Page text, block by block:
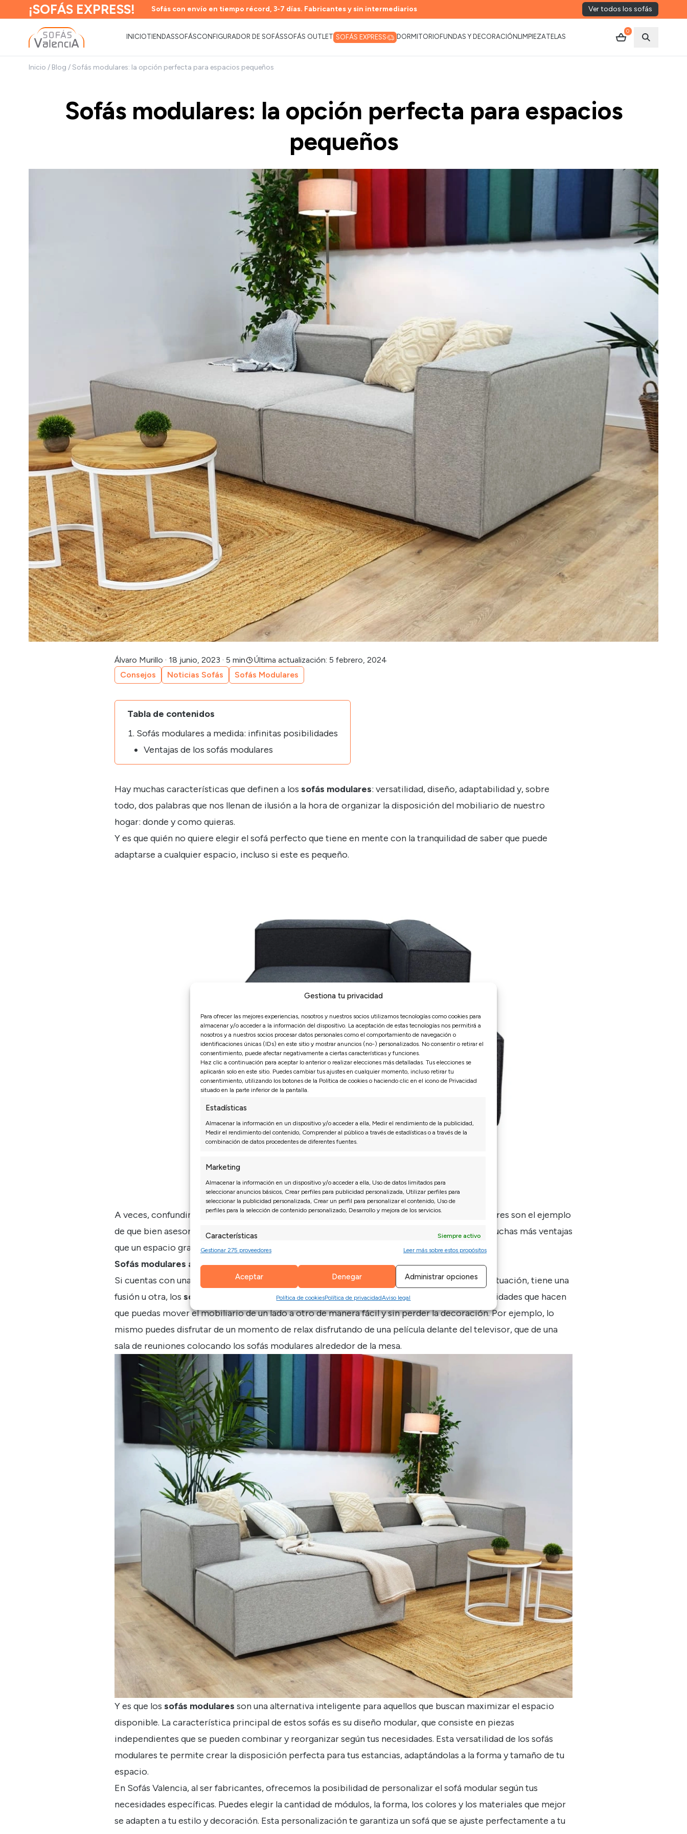
Gestiona tu privacidad
Para ofrecer las mejores experiencias, nosotros y nuestros socios utilizamos tecnologías como cookies para
almacenar y/o acceder a la información del dispositivo. La aceptación de estas tecnologías nos permitirá a
nosotros y a nuestros socios procesar datos personales como el comportamiento de navegación o
identificaciones únicas (IDs) en este sitio y mostrar anuncios (no-) personalizados. No consentir o retirar el
consentimiento, puede afectar negativamente a ciertas características y funciones.
Haz clic a continuación para aceptar lo anterior o realizar elecciones más detalladas. Tus elecciones se
aplicarán solo en este sitio. Puedes cambiar tus ajustes en cualquier momento, incluso retirar tu
consentimiento, utilizando los botones de la Política de cookies o haciendo clic en el icono de Privacidad
situado en la parte inferior de la pantalla.
Estadísticas
Almacenar la información en un dispositivo y/o acceder a ella, Medir el rendimiento de la publicidad,
Medir el rendimiento del contenido, Comprender al público a través de estadísticas o a través de la
combinación de datos procedentes de diferentes fuentes.
Marketing
Almacenar la información en un dispositivo y/o acceder a ella, Uso de datos limitados para
seleccionar anuncios básicos, Crear perfiles para publicidad personalizada, Utilizar perfiles para
seleccionar la publicidad personalizada, Crear un perfil para personalizar el contenido, Uso de
perfiles para la selección de contenido personalizado, Desarrollo y mejora de los servicios.
Características Siempre activo
Cotejo y combinación de datos procedentes de otras fuentes de información,
información transmitida de forma automática.
Garantizar la seguridad, evitar y detectar fraudes, y eliminar
Gestionar 275 proveedores Leer más sobre estos propósitos
Aceptar Denegar Administrar opciones
Política de cookiesPolítica de privacidadAviso legal
¡SOFÁS EXPRESS! Sofás con envío en tiempo récord, 3-7 días. Fabricantes y sin intermediarios Ver todos los sofás
INICIOTIENDASSOFÁSCONFIGURADOR DE SOFÁSSOFÁS OUTLET SOFÁS EXPRESS DORMITORIO FUNDAS Y DECORACIÓN LIMPIEZATELAS
0
Inicio / Blog / Sofás modulares: la opción perfecta para espacios pequeños
Sofás modulares: la opción perfecta para espacios
pequeños
Álvaro Murillo · 18 junio, 2023 · 5 min
Última actualización: 5 febrero, 2024
Consejos
Noticias Sofás Sofás Modulares
Tabla de contenidos
Sofás modulares a medida: infinitas posibilidades
Ventajas de los sofás modulares
Hay muchas características que definen a los sofás modulares: versatilidad, diseño, adaptabilidad y, sobre
todo, dos palabras que nos llenan de ilusión a la hora de organizar la disposición del mobiliario de nuestro
hogar: donde y como quieras.
Y es que quién no quiere elegir el sofá perfecto que tiene en mente con la tranquilidad de saber que puede
adaptarse a cualquier espacio, incluso si este es pequeño.
A veces, confundimos tamaño con límite de posibilidades decorativas. Y no, los sofás modulares son el ejemplo
de que bien asesorados y con una elección inteligente, un espacio pequeño puede ofrecer muchas más ventajas
que un espacio grande.
Sofás modulares a medida: infinitas posibilidades
Si cuentas con una estancia de pequeñas dimensiones e incluso con una que, depende de la situación, tiene una
fusión u otra, los sofás modulares a medidason la mejor opción. Ofrecen un sinfín de posibilidades que hacen
que puedas mover el mobiliario de un lado a otro de manera fácil y sin perder la decoración. Por ejemplo, lo
mismo puedes disfrutar de un momento de relax disfrutando de una película delante del televisor, que de una
sala de reuniones colocando los sofás modulares alrededor de la mesa.
Y es que los sofás modulares son una alternativa inteligente para aquellos que buscan maximizar el espacio
disponible. La característica principal de estos sofás es su diseño modular, que consiste en piezas
independientes que se pueden combinar y reorganizar según tus necesidades. Estaversatilidad de los sofás
modulares te permite crear la disposición perfecta para tus estancias, adaptándolas a la forma y tamaño de tu
espacio.
En Sofás Valencia, al ser fabricantes, ofrecemos la posibilidad de personalizar el sofá modular según tus
necesidades específicas. Puedes elegir la cantidad de módulos, la forma, los colores y los materiales que mejor
se adapten a tu estilo y decoración. Esta personalización te garantiza un sofá que se ajuste perfectamente a tu